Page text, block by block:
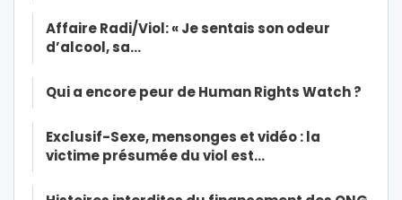
Affaire Radi/Viol: « Je sentais son odeur
d’alcool, sa…
Qui a encore peur de Human Rights Watch ?
Exclusif-Sexe, mensonges et vidéo : la
victime présumée du viol est…